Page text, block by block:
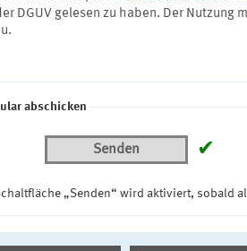
DGUV gelesen zu haben. Der Nutzung
abschicken
Senden ✔
„Senden“ wird aktiviert, sobald